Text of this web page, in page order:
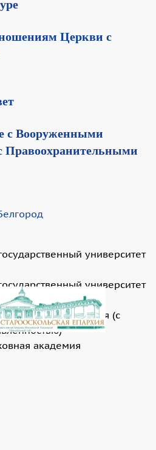
Церкви с
с Вооруженными
Правоохранительными
университет
университет
Духовная семинария (с
академия